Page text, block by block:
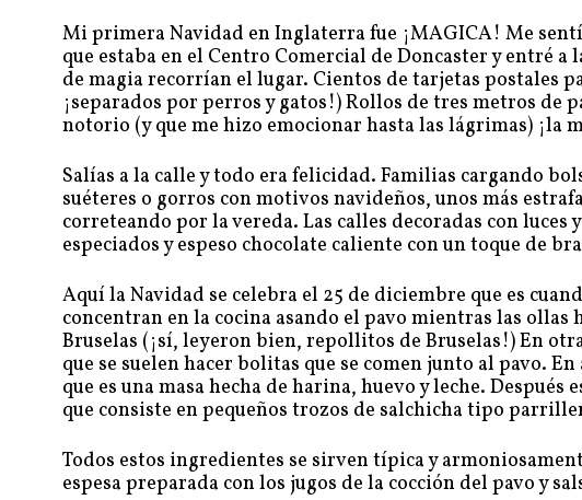
Mi primera Navidad en Inglaterra fue ¡MAGICA! Me
que estaba en el Centro Comercial de Doncaster y entré
de magia recorrían el lugar. Cientos de tarjetas postales
¡separados por perros y gatos!) Rollos de tres metros de
notorio (y que me hizo emocionar hasta las lágrimas) ¡la
Salías a la calle y todo era felicidad. Familias cargando
suéteres o gorros con motivos navideños, unos más
correteando por la vereda. Las calles decoradas con
especiados y espeso chocolate caliente con un toque de
Aquí la Navidad se celebra el 25 de diciembre que es
concentran en la cocina asando el pavo mientras las
Bruselas (¡sí, leyeron bien, repollitos de Bruselas!) En
que se suelen hacer bolitas que se comen junto al pavo.
que es una masa hecha de harina, huevo y leche.
que consiste en pequeños trozos de salchicha tipo
Todos estos ingredientes se sirven típica y
espesa preparada con los jugos de la cocción del pavo y